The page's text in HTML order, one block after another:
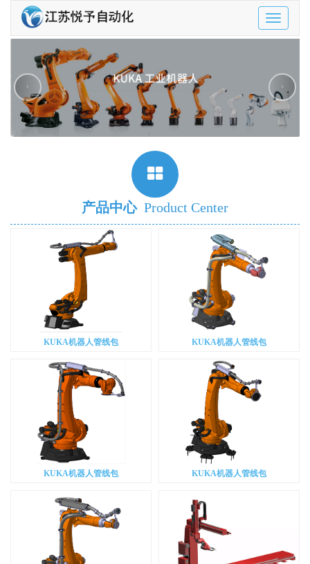
Toggle
‹ ›
产品中心 Product Center
KUKA机器人管线包 KUKA机器人管线包
KUKA机器人管线包 KUKA机器人管线包